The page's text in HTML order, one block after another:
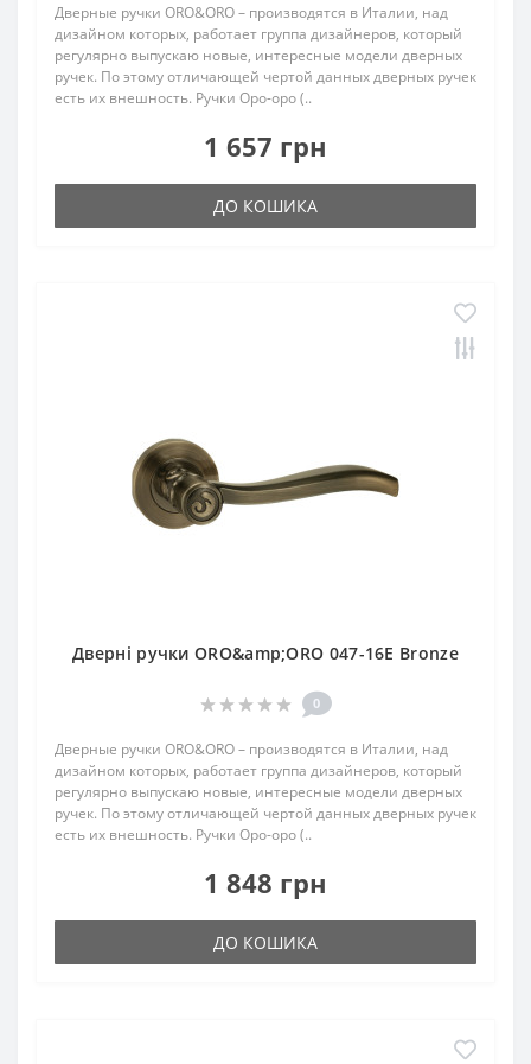
Дверные ручки ORO&ORO – производятся в Италии, над
дизайном которых, работает группа дизайнеров, который
регулярно выпускаю новые, интересные модели дверных
ручек. По этому отличающей чертой данных дверных ручек
есть их внешность. Ручки Оро-оро (..
1 657 грн
ДО КОШИКА
Дверні ручки ORO&amp;ORO 047-16E Bronze
0
Дверные ручки ORO&ORO – производятся в Италии, над
дизайном которых, работает группа дизайнеров, который
регулярно выпускаю новые, интересные модели дверных
ручек. По этому отличающей чертой данных дверных ручек
есть их внешность. Ручки Оро-оро (..
1 848 грн
ДО КОШИКА